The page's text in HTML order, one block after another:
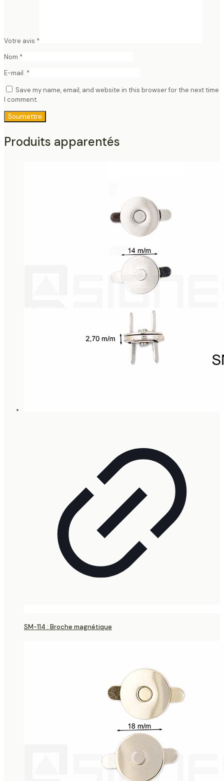
Votre avis *
Nom *
E-mail *
Save my name, email, and website in this browser for the next time
I comment.
Produits apparentés
SM-114 : Broche magnétique